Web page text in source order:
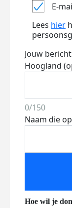
E-
Lees hier
Jouw
Hoogland
0/150
Naam die